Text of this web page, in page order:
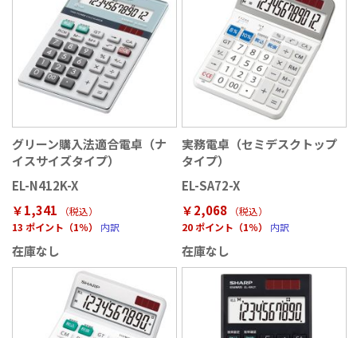
グリーン購入法適合電卓（ナ
イスサイズタイプ）
EL-N412K-X
￥1,341
（税込）
13 ポイント（1％）
内訳
在庫なし
実務電卓（セミデスクトップ
タイプ）
EL-SA72-X
￥2,068
（税込）
20 ポイント（1％）
内訳
在庫なし